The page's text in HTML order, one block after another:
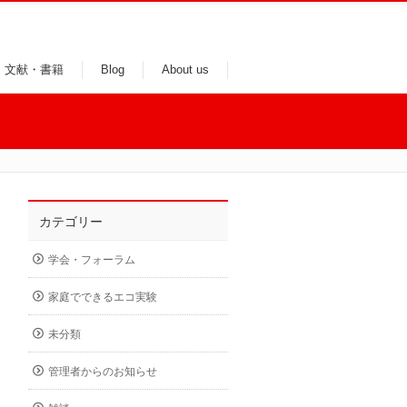
文献・書籍 Blog About us
カテゴリー
学会・フォーラム
家庭でできるエコ実験
未分類
管理者からのお知らせ